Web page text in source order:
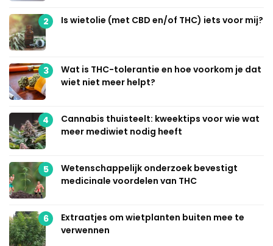
2 Is wietolie (met CBD en/of THC) iets voor mij?
3
Wat is THC-tolerantie en hoe voorkom je dat
wiet niet meer helpt?
4
Cannabis thuisteelt: kweektips voor wie wat
meer mediwiet nodig heeft
5
Wetenschappelijk onderzoek bevestigt
medicinale voordelen van THC
6
Extraatjes om wietplanten buiten mee te
verwennen